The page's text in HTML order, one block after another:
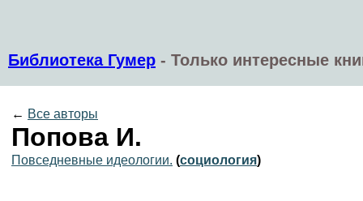
Библиотека Гумер - Только интересные
← Все авторы
Попова И.
Повседневные идеологии. (социология)